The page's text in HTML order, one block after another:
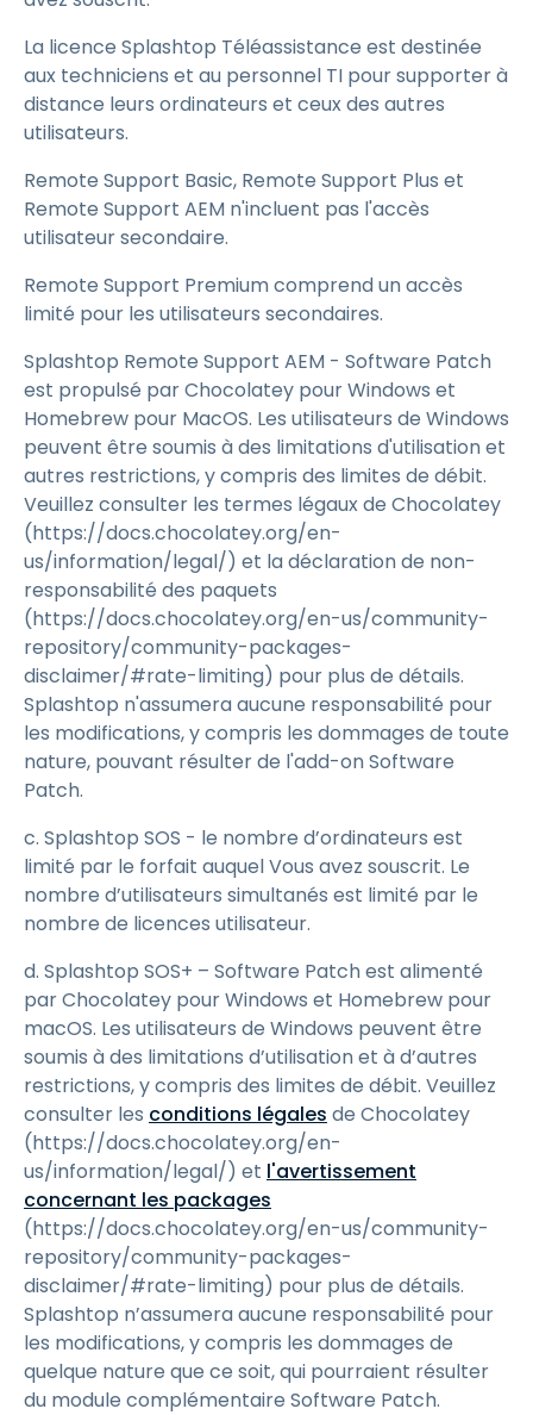
La licence Splashtop Téléassistance est destinée
aux techniciens et au personnel TI pour supporter à
distance leurs ordinateurs et ceux des autres
utilisateurs.
Remote Support Basic, Remote Support Plus et
Remote Support AEM n'incluent pas l'accès
utilisateur secondaire.
Remote Support Premium comprend un accès
limité pour les utilisateurs secondaires.
Splashtop Remote Support AEM - Software Patch
est propulsé par Chocolatey pour Windows et
Homebrew pour MacOS. Les utilisateurs de Windows
peuvent être soumis à des limitations d'utilisation et
autres restrictions, y compris des limites de débit.
Veuillez consulter les termes légaux de Chocolatey
(https://docs.chocolatey.org/en-
us/information/legal/) et la déclaration de non-
responsabilité des paquets
(https://docs.chocolatey.org/en-us/community-
repository/community-packages-
disclaimer/#rate-limiting) pour plus de détails.
Splashtop n'assumera aucune responsabilité pour
les modifications, y compris les dommages de toute
nature, pouvant résulter de l'add-on Software
Patch.
c. Splashtop SOS - le nombre d’ordinateurs est
limité par le forfait auquel Vous avez souscrit. Le
nombre d’utilisateurs simultanés est limité par le
nombre de licences utilisateur.
d. Splashtop SOS+ – Software Patch est alimenté
par Chocolatey pour Windows et Homebrew pour
macOS. Les utilisateurs de Windows peuvent être
soumis à des limitations d’utilisation et à d’autres
restrictions, y compris des limites de débit. Veuillez
consulter les conditions légales de Chocolatey
(https://docs.chocolatey.org/en-
us/information/legal/) et l'avertissement
concernant les packages
(https://docs.chocolatey.org/en-us/community-
repository/community-packages-
disclaimer/#rate-limiting) pour plus de détails.
Splashtop n’assumera aucune responsabilité pour
les modifications, y compris les dommages de
quelque nature que ce soit, qui pourraient résulter
du module complémentaire Software Patch.